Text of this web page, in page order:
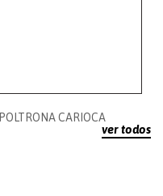
ver todos
POLTRONA CARIOCA